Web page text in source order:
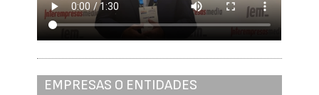
EMPRESAS O ENTIDADES